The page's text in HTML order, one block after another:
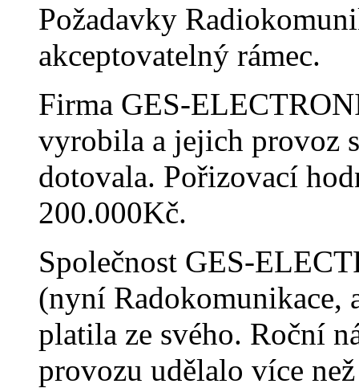
Požadavky
akceptovatelný rámec.
Firma GES-
vyrobila a jejich provoz
dotovala. Pořizovací
200.000Kč.
Společnost GES-
(nyní Radokomunikace,
platila ze svého. Roční
provozu udělalo více